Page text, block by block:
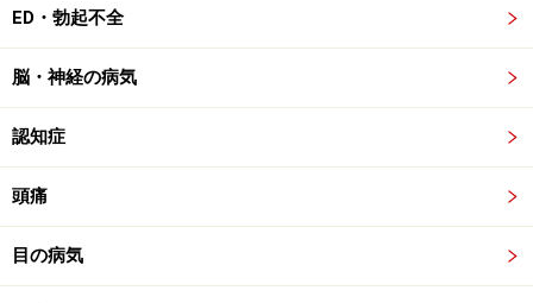
ED・勃起不全
脳・神経の病気
認知症
頭痛
目の病気